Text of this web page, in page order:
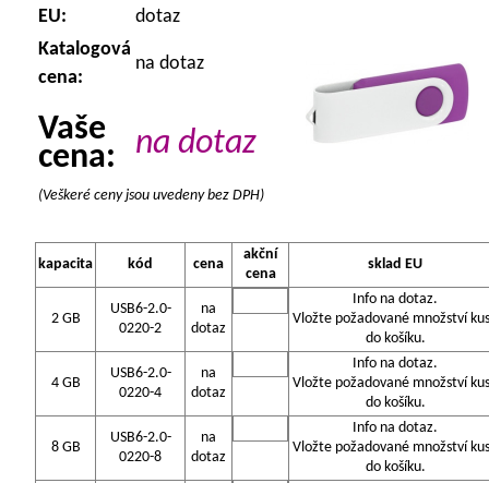
EU:
dotaz
Katalogová
cena:
na dotaz
Vaše
cena:
na dotaz
(Veškeré ceny jsou uvedeny bez DPH)
kapacita kód cena
akční
cena
sklad EU
2 GB
USB6-2.0-
0220-2
na
dotaz
Info na dotaz.
Vložte požadované množství
do košíku.
4 GB
USB6-2.0-
0220-4
na
dotaz
Info na dotaz.
Vložte požadované množství
do košíku.
8 GB
USB6-2.0-
0220-8
na
dotaz
Info na dotaz.
Vložte požadované množství
do košíku.